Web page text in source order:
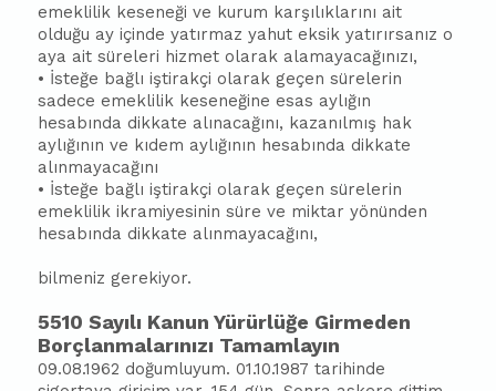
emeklilik keseneği ve kurum karşılıklarını ait
olduğu ay içinde yatırmaz yahut eksik yatırırsanız o
aya ait süreleri hizmet olarak alamayacağınızı,
• İsteğe bağlı iştirakçi olarak geçen sürelerin
sadece emeklilik keseneğine esas aylığın
hesabında dikkate alınacağını, kazanılmış hak
aylığının ve kıdem aylığının hesabında dikkate
alınmayacağını
• İsteğe bağlı iştirakçi olarak geçen sürelerin
emeklilik ikramiyesinin süre ve miktar yönünden
hesabında dikkate alınmayacağını,
bilmeniz gerekiyor.
5510 Sayılı Kanun Yürürlüğe Girmeden
Borçlanmalarınızı Tamamlayın
09.08.1962 doğumluyum. 01.10.1987 tarihinde